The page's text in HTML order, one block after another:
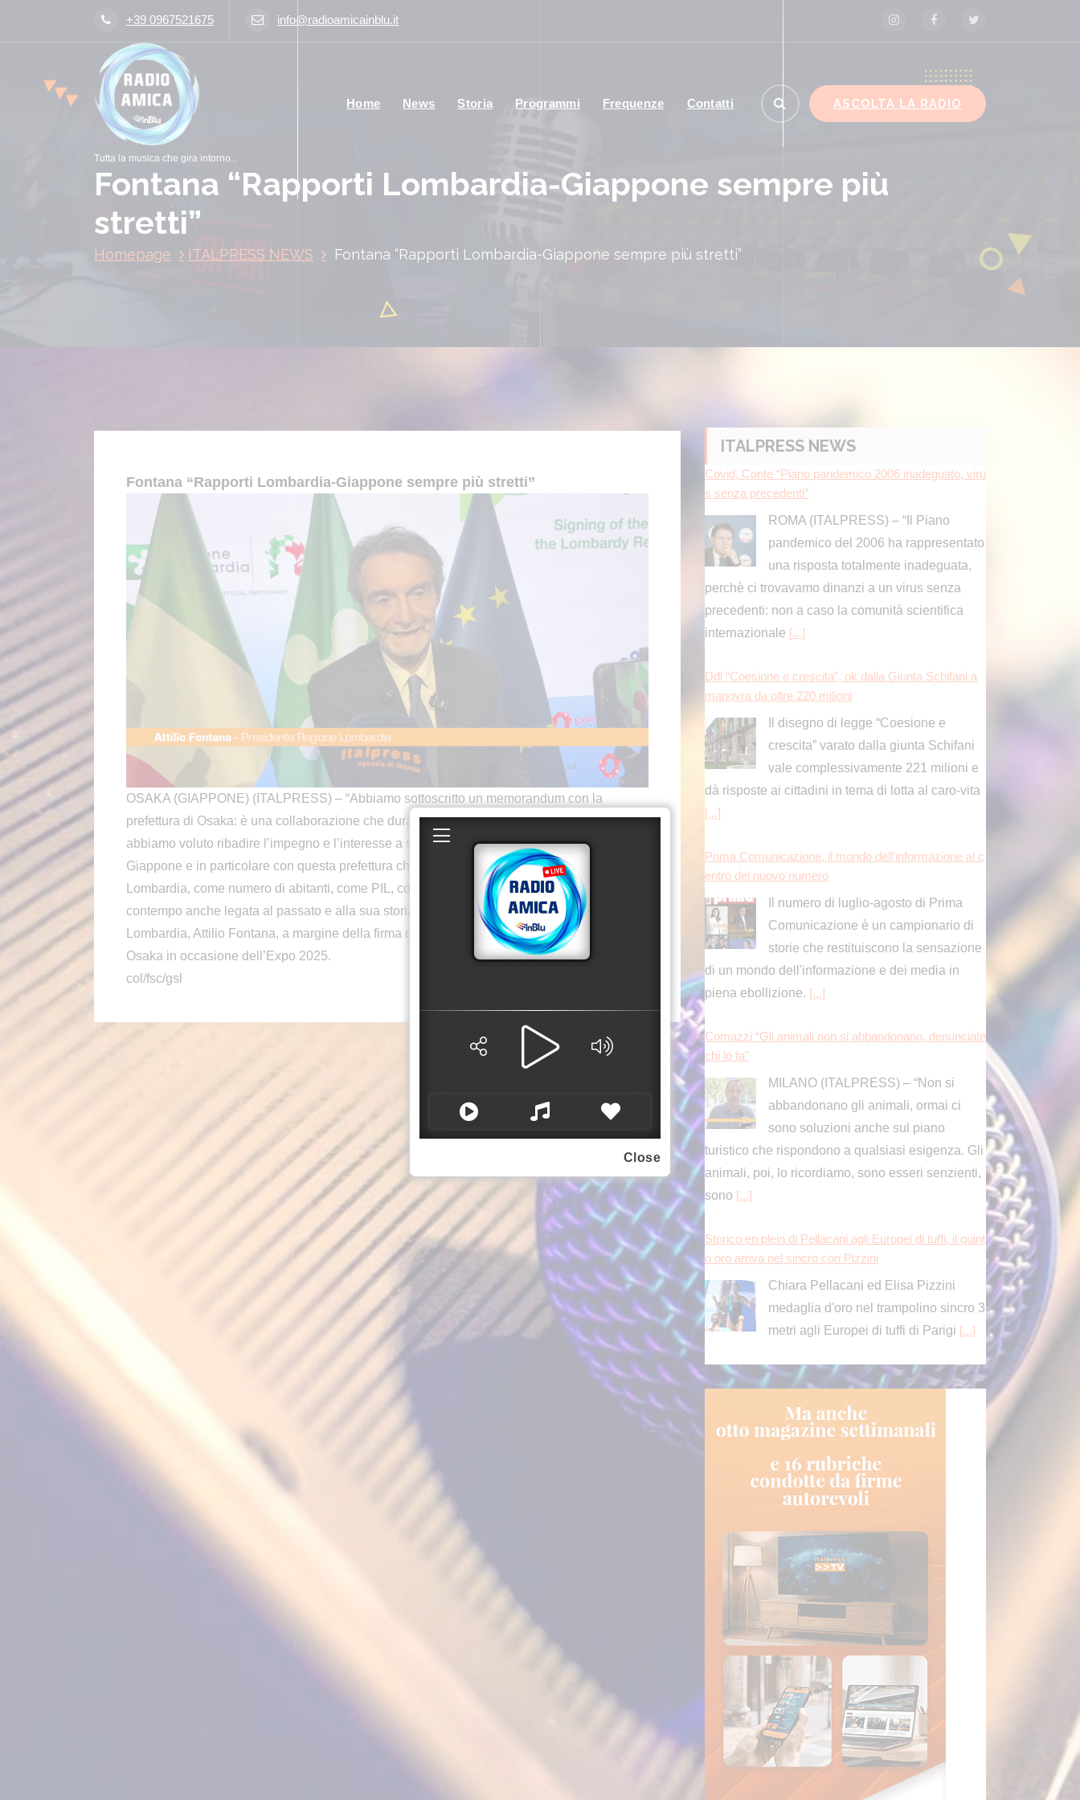
+39 0967521675 info@radioamicainblu.it
Tutta la musica che gira intorno...
Home News Storia Programmi Frequenze Contatti ASCOLTA LA RADIO
Fontana “Rapporti Lombardia-Giappone sempre più
stretti”
Homepage ITALPRESS NEWS Fontana “Rapporti Lombardia-Giappone sempre più stretti”
Fontana “Rapporti Lombardia-Giappone sempre più stretti”
OSAKA (GIAPPONE) (ITALPRESS) – “Abbiamo sottoscritto un memorandum con la
prefettura di Osaka: è una collaborazione che dura da anni, che ha già dato buoni risultati:
abbiamo voluto ribadire l’impegno e l’interesse a stringere sempre di più i rapporti con il
Giappone e in particolare con questa prefettura che per certi versi è paragonabile alla
Lombardia, come numero di abitanti, come PIL, come capacità di essere innovatrice, e al
contempo anche legata al passato e alla sua storia”. Lo ha detto il presidente della Regione
Lombardia, Attilio Fontana, a margine della firma di un Memorandum con la Prefettura di
Osaka in occasione dell’Expo 2025.
col/fsc/gsl
ITALPRESS NEWS
Covid, Conte “Piano pandemico 2006 inadeguato, viru
s senza precedenti”
ROMA (ITALPRESS) – “Il Piano
pandemico del 2006 ha rappresentato
una risposta totalmente inadeguata,
perchè ci trovavamo dinanzi a un virus senza
precedenti: non a caso la comunità scientifica
internazionale [...]
Ddl “Coesione e crescita”, ok dalla Giunta Schifani a
manovra da oltre 220 milioni
Il disegno di legge “Coesione e
crescita” varato dalla giunta Schifani
vale complessivamente 221 milioni e
dà risposte ai cittadini in tema di lotta al caro-vita
[...]
Prima Comunicazione, il mondo dell’informazione al c
entro del nuovo numero
Il numero di luglio-agosto di Prima
Comunicazione è un campionario di
storie che restituiscono la sensazione
di un mondo dell'informazione e dei media in
piena ebollizione. [...]
Comazzi “Gli animali non si abbandonano, denunciate
chi lo fa”
MILANO (ITALPRESS) – “Non si
abbandonano gli animali, ormai ci
sono soluzioni anche sul piano
turistico che rispondono a qualsiasi esigenza. Gli
animali, poi, lo ricordiamo, sono esseri senzienti,
sono [...]
Storico en plein di Pellacani agli Europei di tuffi, il quint
o oro arriva nel sincro con Pizzini
Chiara Pellacani ed Elisa Pizzini
medaglia d'oro nel trampolino sincro 3
metri agli Europei di tuffi di Parigi [...]
Close